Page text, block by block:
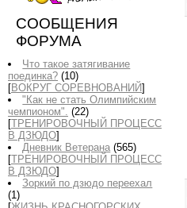
СООБЩЕНИЯ
ФОРУМА
Что такое затягивание
поединка? (10)
[ВОКРУГ СОРЕВНОВАНИЙ]
"Как не стать Олимпийским
чемпионом". (22)
[ТРЕНИРОВОЧНЫЙ ПРОЦЕСС
В ДЗЮДО]
Дневник Ветерана (565)
[ТРЕНИРОВОЧНЫЙ ПРОЦЕСС
В ДЗЮДО]
Зоркий по дзюдо переехал
(1)